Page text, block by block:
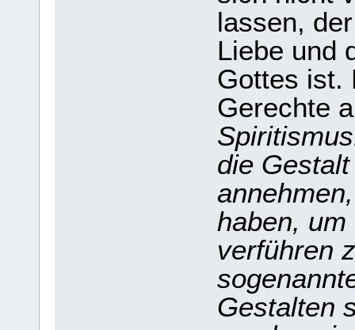
lassen,
Liebe und
Gottes ist.
Gerechte
die
haben,
verführen
Gestalten